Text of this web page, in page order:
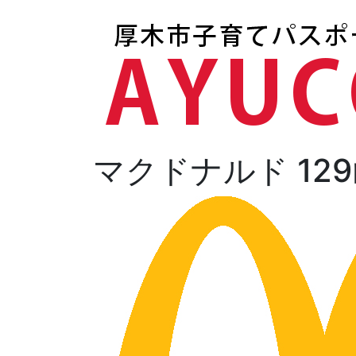
マクドナルド